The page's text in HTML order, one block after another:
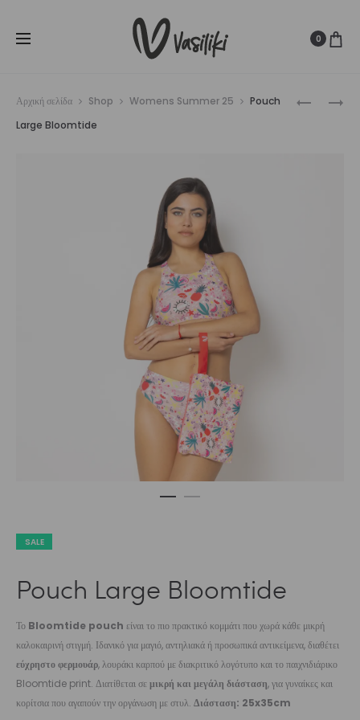
των
80€ 0
BEACH
POUCH
Αρχική σελίδα Shop Womens Summer 25
Pouch
Large Bloomtide
SALE
Pouch Large Bloomtide
Το Bloomtide pouch είναι το πιο πρακτικό κομμάτι που χωρά κάθε μικρή
καλοκαιρινή στιγμή. Ιδανικό για μαγιό, αντηλιακά ή προσωπικά αντικείμενα, διαθέτει
εύχρηστο φερμουάρ, λουράκι καρπού με διακριτικό λογότυπο και το παιχνιδιάρικο
Bloomtide print. Διατίθεται σεμικρή και μεγάλη διάσταση, για γυναίκες και
κορίτσια που αγαπούν την οργάνωση με στυλ. Διάσταση: 25x35cm